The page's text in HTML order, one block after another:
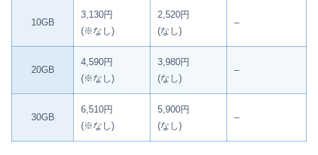
10GB
3,130円
(※なし)
2,520円
(なし)
–
20GB
4,590円
(※なし)
3,980円
(なし)
–
30GB
6,510円
(※なし)
5,900円
(なし)
–